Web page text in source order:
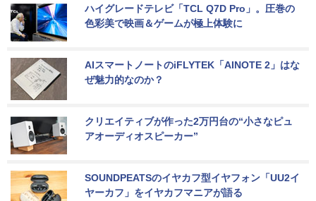
ハイグレードテレビ「TCL Q7D Pro」。圧巻の
色彩美で映画＆ゲームが極上体験に
AIスマートノートのiFLYTEK「AINOTE 2」はな
ぜ魅力的なのか？
クリエイティブが作った2万円台の“小さなピュ
アオーディオスピーカー”
SOUNDPEATSのイヤカフ型イヤフォン「UU2イ
ヤーカフ」をイヤカフマニアが語る